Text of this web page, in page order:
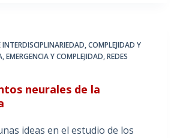
INTERDISCIPLINARIEDAD,COMPLEJIDAD Y
EMERGENCIA Y COMPLEJIDAD,REDES
neurales de la
ideas en el estudio de los